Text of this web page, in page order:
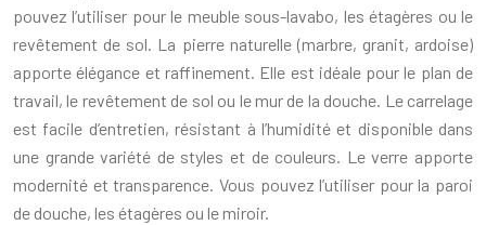
pouvez l’utiliser pour le meuble sous-lavabo, les étagères ou le
revêtement de sol. La pierre naturelle (marbre, granit, ardoise)
apporte élégance et raffinement. Elle est idéale pour le plan de
travail, le revêtement de sol ou le mur de la douche. Le carrelage
est facile d’entretien, résistant à l’humidité et disponible dans
une grande variété de styles et de couleurs. Le verre apporte
modernité et transparence. Vous pouvez l’utiliser pour la paroi
de douche, les étagères ou le miroir.